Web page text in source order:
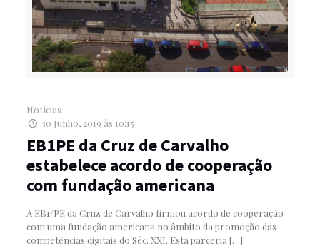
Notícias
30 Junho, 2019 às 10:15
EB1PE da Cruz de Carvalho
estabelece acordo de cooperação
com fundação americana
A EB1/PE da Cruz de Carvalho firmou acordo de cooperação
com uma fundação americana no âmbito da promoção das
competências digitais do Séc. XXI. Esta parceria […]